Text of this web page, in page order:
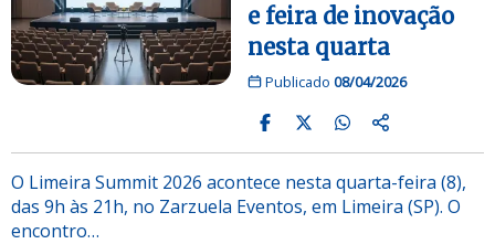
e feira de inovação
nesta quarta
Publicado 08/04/2026
O Limeira Summit 2026 acontece nesta quarta-feira (8),
das 9h às 21h, no Zarzuela Eventos, em Limeira (SP). O
encontro…